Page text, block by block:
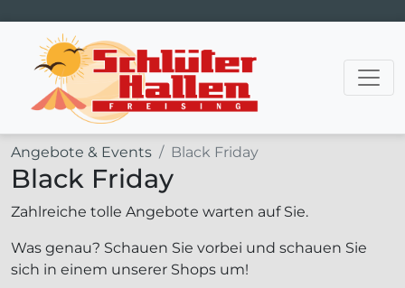
Hauptnavigation
Angebote & Events Black Friday
Black Friday
Zahlreiche tolle Angebote warten auf Sie.
Was genau? Schauen Sie vorbei und schauen Sie
sich in einem unserer Shops um!